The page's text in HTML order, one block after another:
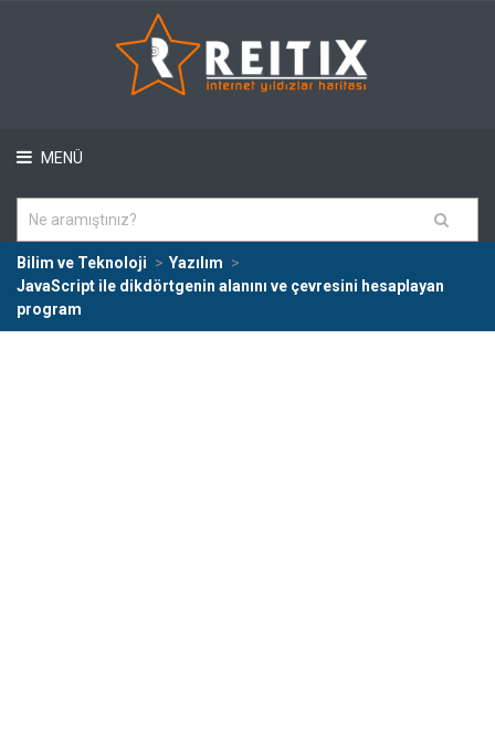
MENÜ
Bilim ve Teknoloji
Yazılım
JavaScript ile dikdörtgenin alanını ve çevresini hesaplayan
program